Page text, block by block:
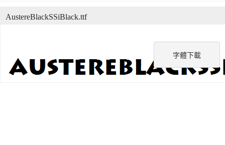
字體下載
AustereBlackSSiBlack.ttf